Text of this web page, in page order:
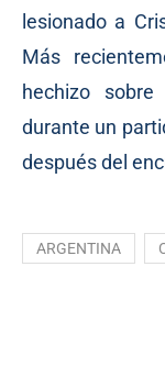
lesionado a
Más
hechizo
durante un
después del
ARGENTINA